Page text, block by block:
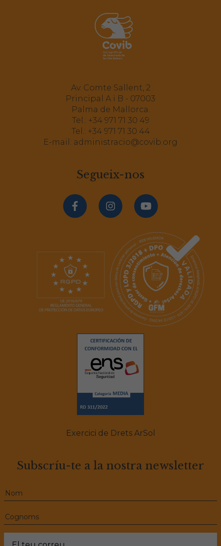
Av. Comte Sallent, 2
Principal A i B - 07003
Palma de Mallorca.
Tel.: +34 971 71 30 49
Tel.: +34 971 71 30 44
E-mail: administracio@covib.org
Segueix-nos
Exercici de Drets ArSol
Subscríu-te a la nostra newsletter